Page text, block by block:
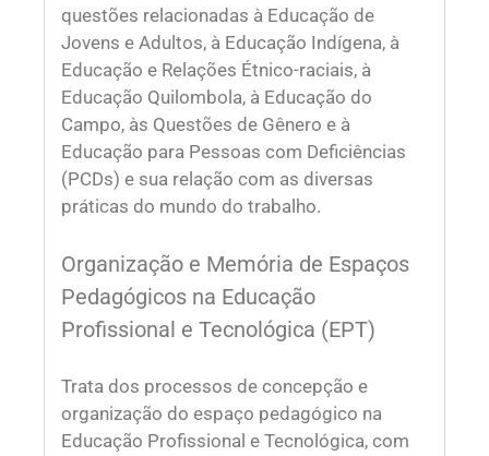
questões relacionadas à Educação de
Jovens e Adultos, à Educação Indígena, à
Educação e Relações Étnico-raciais, à
Educação Quilombola, à Educação do
Campo, às Questões de Gênero e à
Educação para Pessoas com Deficiências
(PCDs) e sua relação com as diversas
práticas do mundo do trabalho.
Organização e Memória de Espaços
Pedagógicos na Educação
Profissional e Tecnológica (EPT)
Trata dos processos de concepção e
organização do espaço pedagógico na
Educação Profissional e Tecnológica, com